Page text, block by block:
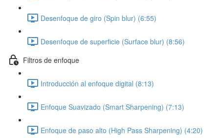
Desenfoque de giro (Spin blur) (6:55)
Desenfoque de superficie (Surface blur) (8:56)
Filtros de enfoque
Introducción al enfoque digital (8:13)
Enfoque Suavizado (Smart Sharpening) (7:13)
Enfoque de paso alto (High Pass Sharpening) (4:20)